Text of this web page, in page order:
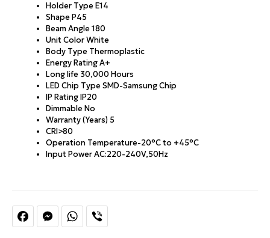
FacebookMessengerWhatsApp
Holder Type E14
Shape P45
Beam Angle 180
Unit Color White
Body Type Thermoplastic
Energy Rating A+
Long life 30,000 Hours
LED Chip Type SMD-Samsung Chip
IP Rating IP20
Dimmable No
Warranty (Years) 5
CRI>80
Operation Temperature-20°C to +45°C
Input Power AC:220-240V,50Hz